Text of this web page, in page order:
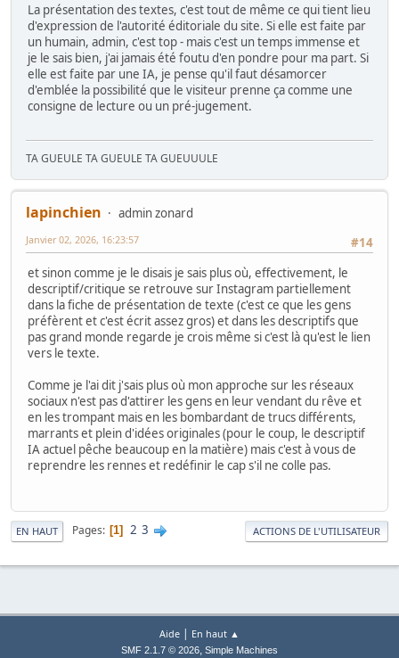
La présentation des textes, c'est tout de même ce qui tient lieu
d'expression de l'autorité éditoriale du site. Si elle est faite par
un humain, admin, c'est top - mais c'est un temps immense et
je le sais bien, j'ai jamais été foutu d'en pondre pour ma part. Si
elle est faite par une IA, je pense qu'il faut désamorcer
d'emblée la possibilité que le visiteur prenne ça comme une
consigne de lecture ou un pré-jugement.
TA GUEULE TA GUEULE TA GUEUUULE
lapinchien
admin zonard
#14
Janvier 02, 2026, 16:23:57
et sinon comme je le disais je sais plus où, effectivement, le
descriptif/critique se retrouve sur Instagram partiellement
dans la fiche de présentation de texte (c'est ce que les gens
préfèrent et c'est écrit assez gros) et dans les descriptifs que
pas grand monde regarde je crois même si c'est là qu'est le lien
vers le texte.
Comme je l'ai dit j'sais plus où mon approche sur les réseaux
sociaux n'est pas d'attirer les gens en leur vendant du rêve et
en les trompant mais en les bombardant de trucs différents,
marrants et plein d'idées originales (pour le coup, le descriptif
IA actuel pêche beaucoup en la matière) mais c'est à vous de
reprendre les rennes et redéfinir le cap s'il ne colle pas.
EN HAUT Pages 1 2 3 ACTIONS DE L'UTILISATEUR
Aide | En haut ▲
SMF 2.1.7 © 2026, Simple Machines